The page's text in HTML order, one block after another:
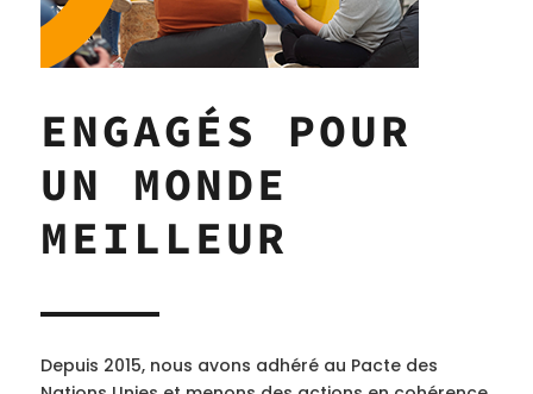
ENGAGÉS POUR
UN MONDE
MEILLEUR
Depuis 2015, nous avons adhéré au Pacte des